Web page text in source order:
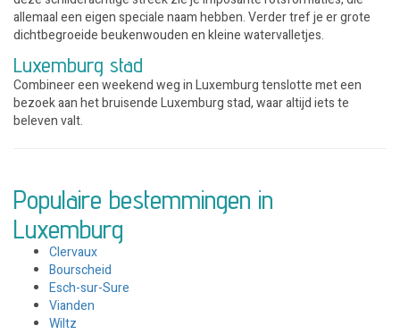
allemaal een eigen speciale naam hebben. Verder tref je er grote
dichtbegroeide beukenwouden en kleine watervalletjes.
Luxemburg stad
Combineer een weekend weg in Luxemburg tenslotte met een
bezoek aan het bruisende Luxemburg stad, waar altijd iets te
beleven valt.
Populaire bestemmingen in
Luxemburg
Clervaux
Bourscheid
Esch-sur-Sure
Vianden
Wiltz